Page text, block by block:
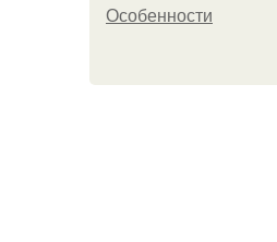
Особенности